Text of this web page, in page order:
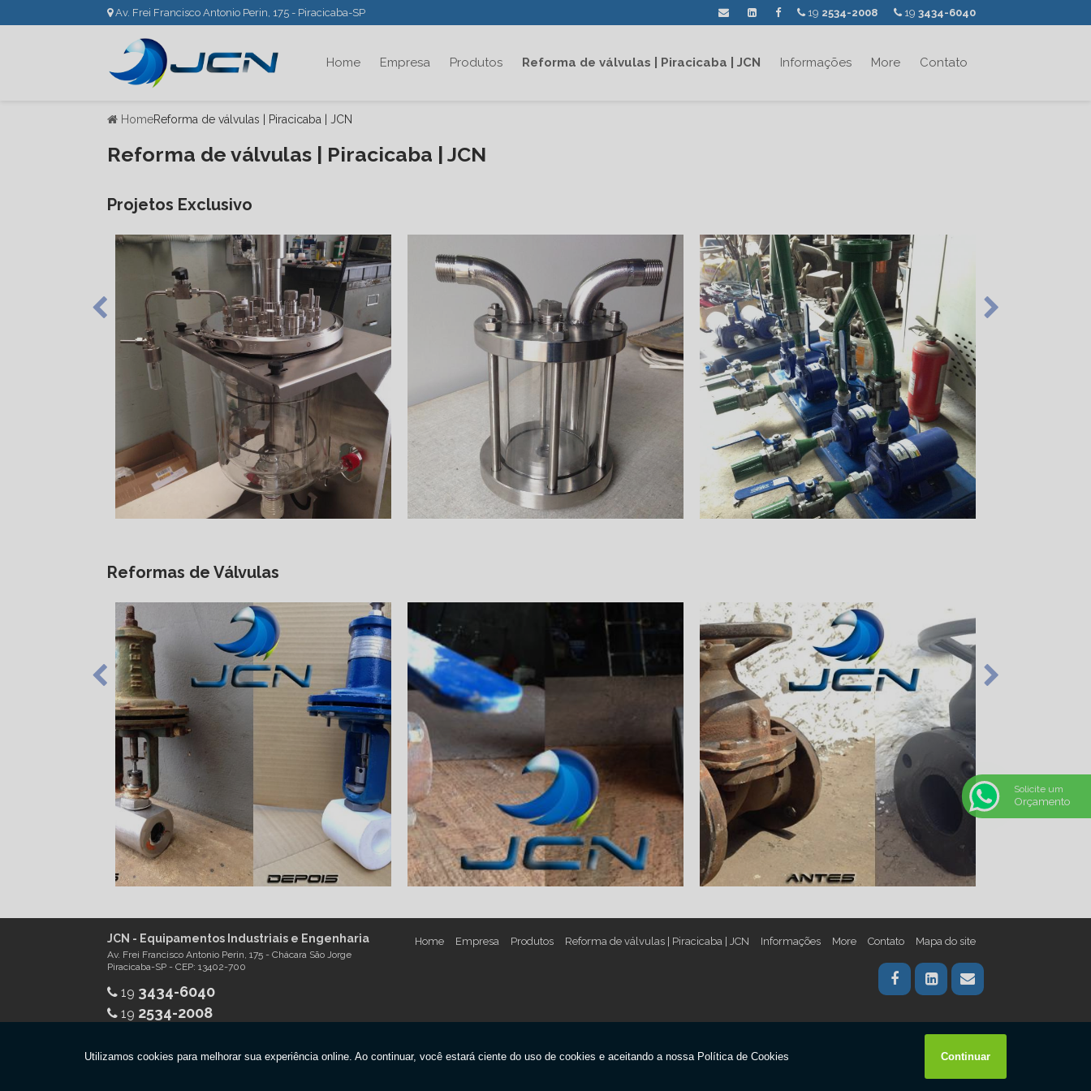
Av. Frei Francisco Antonio Perin, 175 - Piracicaba-SP 19 3434-6040
19 2534-2008
Home Empresa Produtos Reforma de válvulas | Piracicaba | JCN Informações More Contato
HomeReforma de válvulas | Piracicaba | JCN
Reforma de válvulas | Piracicaba | JCN
Projetos Exclusivo
Reformas de Válvulas
JCN - Equipamentos Industriais e Engenharia
Av. Frei Francisco Antonio Perin, 175 - Chácara São Jorge
Piracicaba-SP - CEP: 13402-700
19 3434-6040
19 2534-2008
Home Empresa Produtos Reforma de válvulas | Piracicaba | JCN Informações More Contato Mapa do site
Solicite um
Orçamento